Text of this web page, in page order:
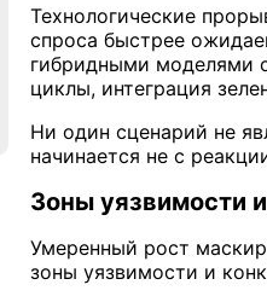
Технологические
спроса быстрее
гибридными моделями
циклы, интеграция
Ни один сценарий не
начинается не с
Зоны уязвимости
Умеренный рост
зоны уязвимости и